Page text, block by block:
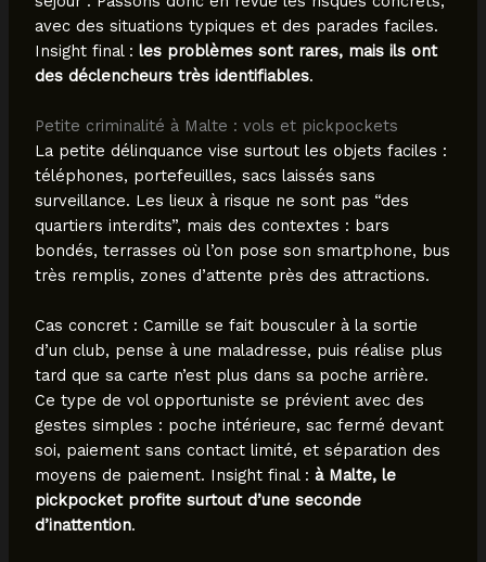
avec des situations typiques et des parades faciles.
Insight final : les problèmes sont rares, mais ils ont
des déclencheurs très identifiables.
Petite criminalité à Malte : vols et pickpockets
La petite délinquance vise surtout les objets faciles :
téléphones, portefeuilles, sacs laissés sans
surveillance. Les lieux à risque ne sont pas “des
quartiers interdits”, mais des contextes : bars
bondés, terrasses où l’on pose son smartphone, bus
très remplis, zones d’attente près des attractions.
Cas concret : Camille se fait bousculer à la sortie
d’un club, pense à une maladresse, puis réalise plus
tard que sa carte n’est plus dans sa poche arrière.
Ce type de vol opportuniste se prévient avec des
gestes simples : poche intérieure, sac fermé devant
soi, paiement sans contact limité, et séparation des
moyens de paiement. Insight final : à Malte, le
pickpocket profite surtout d’une seconde
d’inattention.